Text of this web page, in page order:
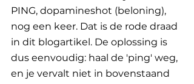
PING, dopamineshot (beloning),
nog een keer. Dat is de rode draad
in dit blogartikel. De oplossing is
dus eenvoudig: haal de 'ping' weg,
en je vervalt niet in bovenstaand